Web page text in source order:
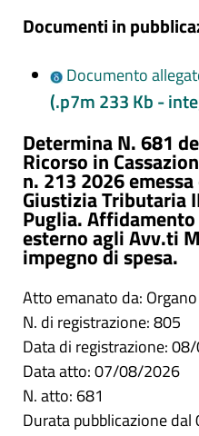
Documenti in
Documento
(.p7m 233 Kb -
Determina N. 681
Ricorso in
n. 213 2026
Giustizia Tributaria
Puglia.
esterno agli Avv.ti
impegno di spesa.
Atto emanato da:
N. di registrazione: 805
Data di registrazione:
Data atto: 07/08/2026
N. atto: 681
Durata pubblicazione